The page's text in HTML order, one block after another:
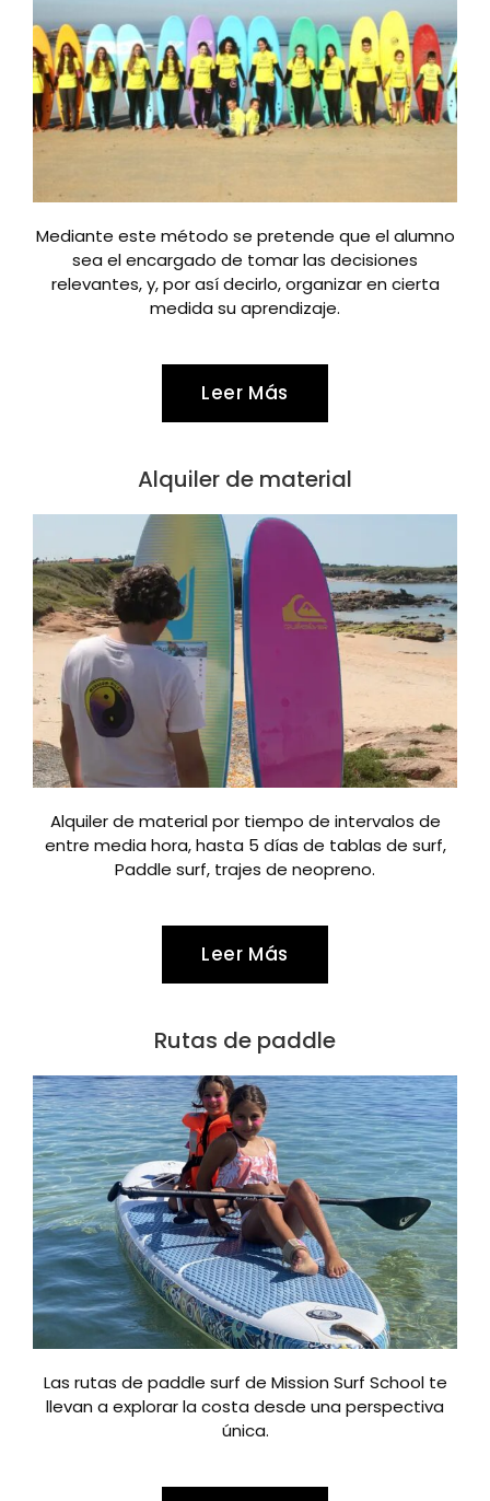
Mediante este método se pretende que el alumno
sea el encargado de tomar las decisiones
relevantes, y, por así decirlo, organizar en cierta
medida su aprendizaje.
Leer Más
Alquiler de material
Alquiler de material por tiempo de intervalos de
entre media hora, hasta 5 días de tablas de surf,
Paddle surf, trajes de neopreno.
Leer Más
Rutas de paddle
Las rutas de paddle surf de Mission Surf School te
llevan a explorar la costa desde una perspectiva
única.